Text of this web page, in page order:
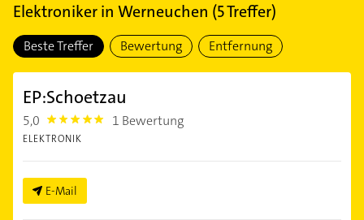
Elektronikerin Werneuchen (5Treffer)
Beste Treffer Bewertung Entfernung
EP:Schoetzau
5,0 5.0 1 Bewertung
ELEKTRONIK
E-Mail